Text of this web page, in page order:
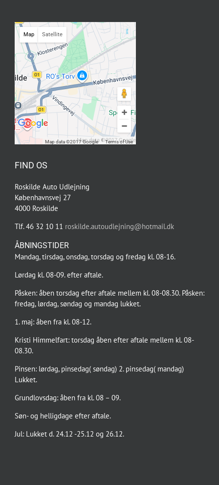
Map data ©2017 GoogleMap data ©2017 Google
Terms of Use
Map Satellite
FIND OS
Roskilde Auto Udlejning
Københavnsvej 27
4000 Roskilde
Tlf. 46 32 10 11 roskilde.autoudlejning@hotmail.dk
ÅBNINGSTIDER
Mandag, tirsdag, onsdag, torsdag og fredag kl. 08-16.
Lørdag kl. 08-09. efter aftale.
Påsken: åben torsdag efter aftale mellem kl. 08-08.30. Påsken:
fredag, lørdag, søndag og mandag lukket.
1. maj: åben fra kl. 08-12.
Kristi Himmelfart: torsdag åben efter aftale mellem kl. 08-
08.30.
Pinsen: lørdag, pinsedag( søndag) 2. pinsedag( mandag)
Lukket.
Grundlovsdag: åben fra kl. 08 – 09.
Søn- og helligdage efter aftale.
Jul: Lukket d. 24.12 -25.12 og 26.12.